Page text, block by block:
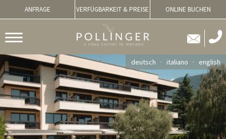
ANFRAGE VERFÜGBARKEIT & PREISE ONLINE BUCHEN
deutsch italiano english